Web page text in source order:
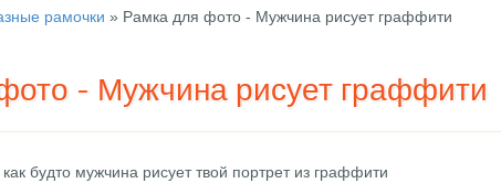
рамочки » Рамка для фото - Мужчина рисует граффити
- Мужчина рисует граффити
будто мужчина рисует твой портрет из граффити